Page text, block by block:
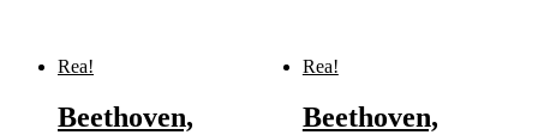
Rea!
Beethoven,
Rea!
Beethoven,